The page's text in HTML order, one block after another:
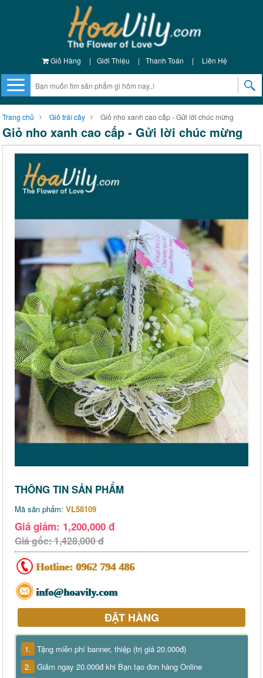
Giỏ Hàng | Giới Thiệu | Thanh Toán | Liên Hệ
Trang chủ Giỏ trái cây Giỏ nho xanh cao cấp - Gửi lời chúc mừng
Giỏ nho xanh cao cấp - Gửi lời chúc mừng
THÔNG TIN SẢN PHẨM
Mã sản phẩm: VL58109
Giá giảm: 1,200,000 đ
Giá gốc: 1,428,000 đ
Hotline: 0962 794 486
info@hoavily.com
ĐẶT HÀNG
1. Tặng miễn phí banner, thiệp (trị giá 20.000đ)
2. Giảm ngay 20.000đ khi Bạn tạo đơn hàng Online